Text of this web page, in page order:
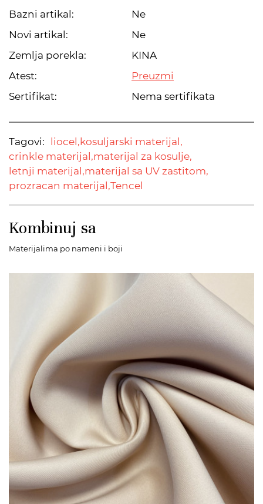
Bazni artikal:
Ne
Novi artikal:
Ne
Zemlja porekla:
KINA
Atest:
Preuzmi
Sertifikat:
Nema sertifikata
Tagovi: liocel, kosuljarski materijal,
crinkle materijal,materijal za kosulje,
letnji materijal,materijal sa UV zastitom,
prozracan materijal,Tencel
Kombinuj sa
Materijalima po nameni i boji